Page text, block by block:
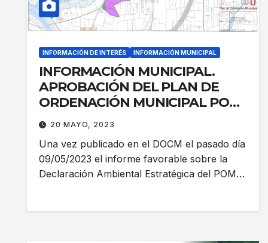
INFORMACIÓN DE INTERÉS INFORMACIÓN MUNICIPAL
INFORMACIÓN MUNICIPAL.
APROBACIÓN DEL PLAN DE
ORDENACIÓN MUNICIPAL POM
DE LA PUEBLA DE MONTALBÁN
20 MAYO, 2023
Una vez publicado en el DOCM el pasado día
09/05/2023 el informe favorable sobre la
Declaración Ambiental Estratégica del POM…